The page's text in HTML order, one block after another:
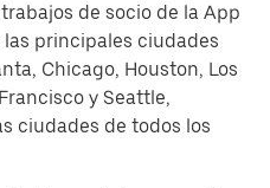
de socio de la App
principales ciudades
Chicago, Houston, Los
y Seattle,
ciudades de todos los